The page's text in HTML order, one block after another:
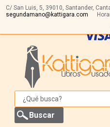
C/ San Luis, 5, 39010, Santander,
segundamano@kattigara.com